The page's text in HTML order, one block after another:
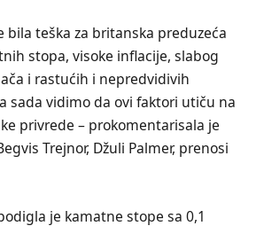
bila teška za britanska preduzeća
stopa, visoke inflacije, slabog
i rastućih i nepredvidivih
sada vidimo da ovi faktori utiču na
privrede – prokomentarisala je
Trejnor, Džuli Palmer, prenosi
je kamatne stope sa 0,1